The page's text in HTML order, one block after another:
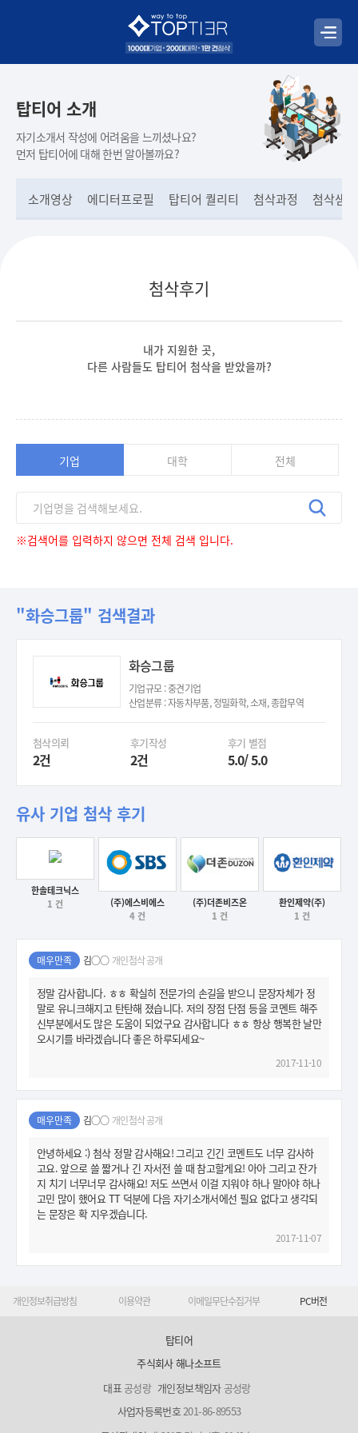
탑티어 소개
자기소개서 작성에 어려움을 느끼셨나요?
먼저 탑티어에 대해 한번 알아볼까요?
소개영상 에디터프로필 탑티어 퀄리티 첨삭과정 첨삭샘플
첨삭후기
내가 지원한 곳,
다른 사람들도 탑티어 첨삭을 받았을까?
기업 대학 전체
※검색어를 입력하지 않으면 전체 검색 입니다.
"화승그룹" 검색결과
화승그룹
기업규모 : 중견기업
산업분류 : 자동차부품, 정밀화학, 소재, 종합무역
첨삭의뢰
2건
후기작성
2건
후기 별점
5.0/ 5.0
유사 기업 첨삭 후기
후기보기
한솔테크닉스
1 건
후기보기
(주)에스비에스
4 건
후기보기
(주)더존비즈온
1 건
후기보기
환인제약(주)
1 건
매우만족 김○○ 개인첨삭 공개
정말 감사합니다. ㅎㅎ 확실히 전문가의 손길을 받으니 문장자체가 정
말로 유니크해지고 탄탄해 졌습니다. 저의 장점 단점 등을 코멘트 해주
신부분에서도 많은 도움이 되었구요 감사합니다 ㅎㅎ 항상 행복한 날만
오시기를 바라겠습니다 좋은 하루되세요~
2017-11-10
매우만족 김○○ 개인첨삭 공개
안녕하세요 :) 첨삭 정말 감사해요! 그리고 긴긴 코멘트도 너무 감사하
고요. 앞으로 쓸 짧거나 긴 자서전 쓸 때 참고할게요! 아아 그리고 잔가
지 치기 너무너무 감사해요! 저도 쓰면서 이걸 지워야 하나 말아야 하나
고민 많이 했어요 TT 덕분에 다음 자기소개서에선 필요 없다고 생각되
는 문장은 확 지우겠습니다.
2017-11-07
개인정보취급방침 이용약관 이메일무단수집거부 PC버전
탑티어
주식회사 해나소프트
대표공성랑 개인정보책임자공성랑
사업자등록번호201-86-89553